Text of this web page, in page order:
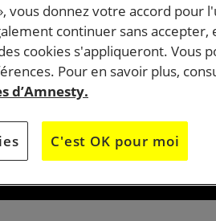
», vous donnez votre accord pour
continuer sans accepter,
cookies s'appliqueront. Vous
Pour en savoir plus,
d’Amnesty.
C'est OK pour moi